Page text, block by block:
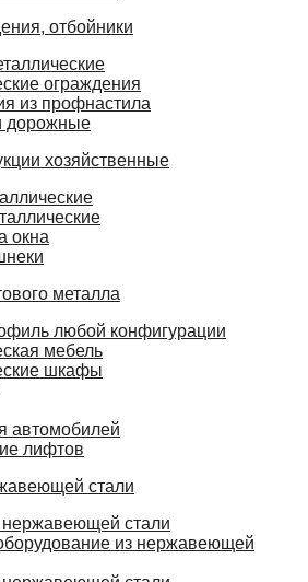
отбойники
ограждения
из профнастила
дорожные
хозяйственные
окна
металла
любой конфигурации
мебель
шкафы
автомобилей
лифтов
стали
нержавеющей стали
из нержавеющей